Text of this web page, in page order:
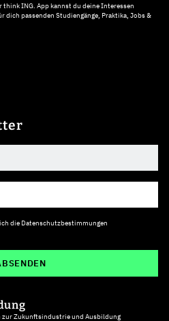
ING. App kannst du deine Interessen
dich passenden Studiengänge, Praktika, Jobs &
die Datenschutzbestimmungen
Zukunftsindustrie und Ausbildung